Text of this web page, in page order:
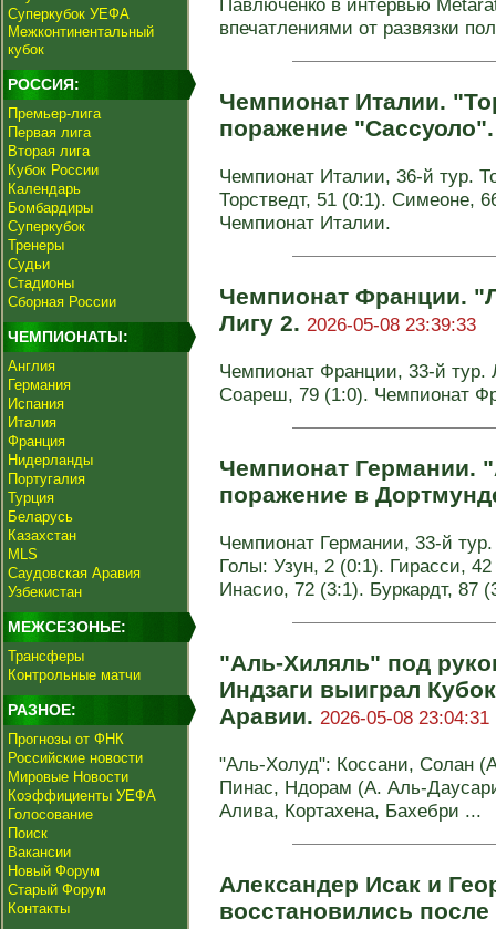
Суперкубок УЕФА
Межконтинентальный
кубок
РОССИЯ:
Премьер-лига
Первая лига
Вторая лига
Кубок России
Календарь
Бомбардиры
Суперкубок
Тренеры
Судьи
Стадионы
Сборная России
ЧЕМПИОНАТЫ:
Англия
Германия
Испания
Италия
Франция
Нидерланды
Португалия
Турция
Беларусь
Казахстан
MLS
Саудовская Аравия
Узбекистан
МЕЖСЕЗОНЬЕ:
Трансферы
Контрольные матчи
РАЗНОЕ:
Прогнозы от ФНК
Российские новости
Мировые Новости
Коэффициенты УЕФА
Голосование
Поиск
Вакансии
Новый Форум
Старый Форум
Контакты
Павлюченко в интервью
впечатлениями от развязки
Чемпионат Италии.
поражение
Чемпионат Италии, 36-й тур.
Торстведт, 51 (0:1). Симеоне,
Чемпионат Италии.
Чемпионат Франции.
Лигу 2. 2026-05-08 23:39:33
Чемпионат Франции, 33-й тур.
Соареш, 79 (1:0). Чемпионат
Чемпионат Германии.
поражение в
Чемпионат Германии, 33-й
Голы: Узун, 2 (0:1). Гирасси,
Инасио, 72 (3:1). Буркардт, 87
"Аль-Хиляль" под
Индзаги выиграл
Аравии. 2026-05-08 23:04:31
"Аль-Холуд": Коссани, Солан
Пинас, Ндорам (А. Аль-
Алива, Кортахена, Бахебри ...
Александер Исак и
восстановились